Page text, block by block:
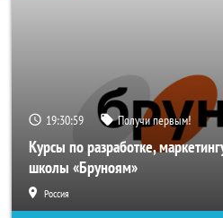
19:30:56 Получи первым!
Курсы по разработке,
школы «Бруноям»
Россия